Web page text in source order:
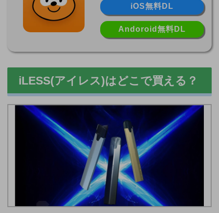
iOS無料DL
Andoroid無料DL
iLESS(アイレス)はどこで買える？